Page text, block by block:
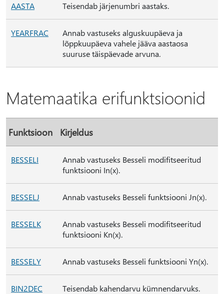
AASTA Teisendab järjenumbri aastaks.
YEARFRAC
Annab vastuseks alguskuupäeva ja
lõppkuupäeva vahele jääva aastaosa
suuruse täispäevade arvuna.
Matemaatika erifunktsioonid
Funktsioon Kirjeldus
BESSELI
Annab vastuseks Besseli modifitseeritud
funktsiooni In(x).
BESSELJ Annab vastuseks Besseli funktsiooni Jn(x).
BESSELK
Annab vastuseks Besseli modifitseeritud
funktsiooni Kn(x).
BESSELY Annab vastuseks Besseli funktsiooni Yn(x).
BIN2DEC Teisendab kahendarvu kümnendarvuks.